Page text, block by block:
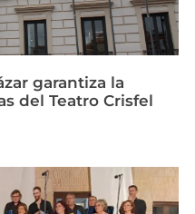
garantiza la
del Teatro Crisfel